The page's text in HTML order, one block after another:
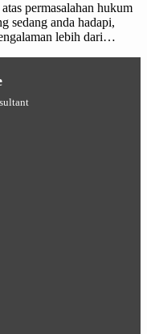
permasalahan hukum
sedang anda hadapi,
lebih dari…